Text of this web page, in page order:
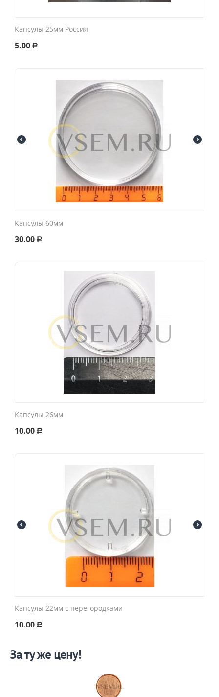
Капсулы 25мм Россия
5.00 Р
Капсулы 60мм
30.00 Р
Капсулы 26мм
10.00 Р
Капсулы 22мм с перегородками
10.00 Р
За ту же цену!